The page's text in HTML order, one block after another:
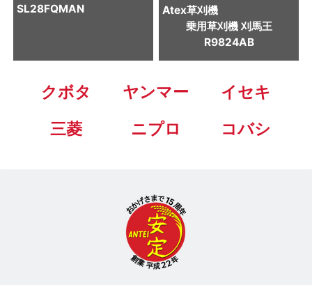
SL28FQMAN
Atex草刈機
乗用草刈機 刈馬王
R9824AB
クボタ ヤンマー
イセキ
三菱
ニプロ コバシ